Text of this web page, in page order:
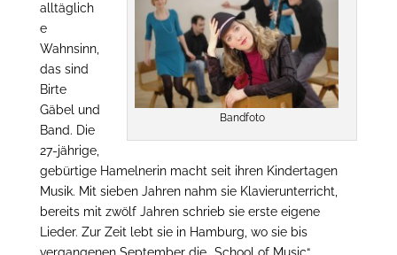
Bandfoto
alltäglich
e
Wahnsinn,
das sind
Birte
Gäbel und
Band. Die
27-jährige,
gebürtige Hamelnerin macht seit ihren Kindertagen
Musik. Mit sieben Jahren nahm sie Klavierunterricht,
bereits mit zwölf Jahren schrieb sie erste eigene
Lieder. Zur Zeit lebt sie in Hamburg, wo sie bis